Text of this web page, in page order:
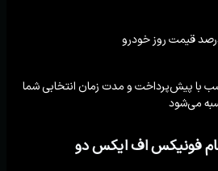
با پیش‌پرداخت و مدت زمان انتخابی شما
می‌شود
فونیکس اف ایکس دو